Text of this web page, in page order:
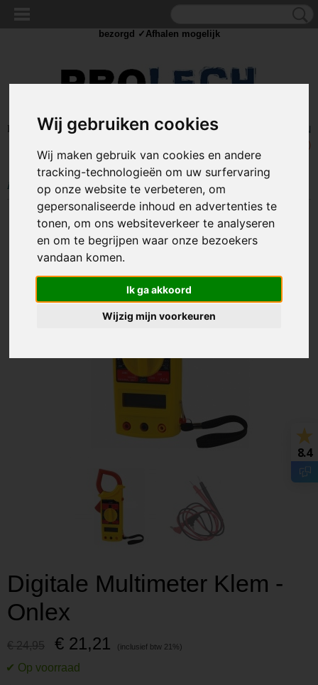
Wij gebruiken cookies
Wij maken gebruik van cookies en andere
tracking-technologieën om uw surfervaring
op onze website te verbeteren, om
gepersonaliseerde inhoud en advertenties te
tonen, om ons websiteverkeer te analyseren
en om te begrijpen waar onze bezoekers
vandaan komen.
Ik ga akkoord
Wijzig mijn voorkeuren
Inloggen Registreren
UW WINKELWAGEN
(0)
Home >MEET> Stroom meter>Digitale Multimeter Klem - Onlex
Digitale Multimeter Klem -
Onlex
€ 24,95 € 21,21
bezorgd ✓Afhalen mogelijk
8.4